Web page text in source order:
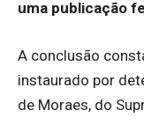
uma publicação
A conclusão
instaurado por
de Moraes, do